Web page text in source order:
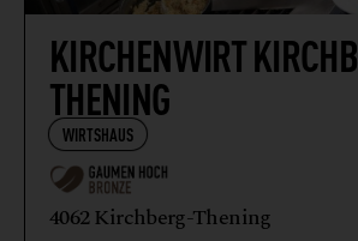
KIRCHENWIRT
THENING
WIRTSHAUS
4062 Kirchberg-Thening